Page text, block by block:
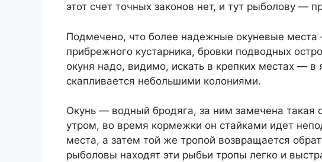
этот счет точных законов нет, и тут рыболову —
Подмечено, что более надежные окуневые
прибрежного кустарника, бровки подводных
окуня надо, видимо, искать в крепких местах —
скапливается небольшими колониями.
Окунь — водный бродяга, за ним замечена такая
утром, во время кормежки он стайками идет
места, а затем той же тропой возвращается
рыболовы находят эти рыбьи тропы легко и